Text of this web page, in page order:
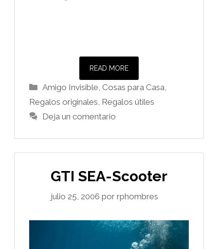
READ MORE
Categorías
Amigo Invisible Cosas para Casa
Regalos originales Regalos útiles
Deja un comentario
GTI SEA-Scooter
julio 25, 2006 por rphombres